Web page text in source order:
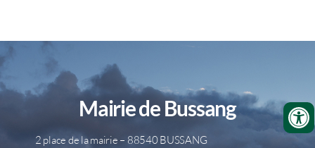
Mairie de Bussang
2 place de la mairie – 88540 BUSSANG